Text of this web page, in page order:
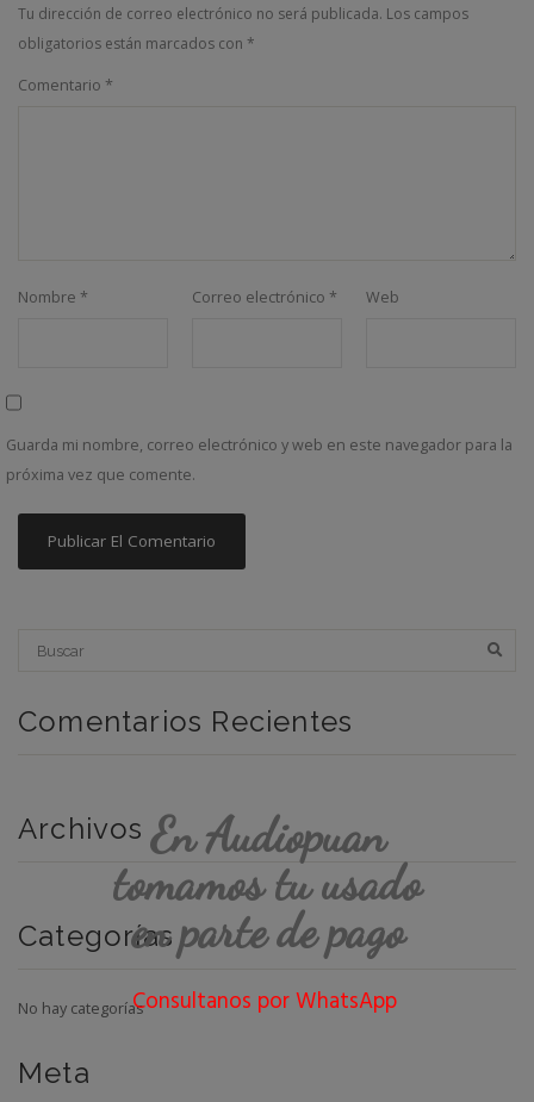
Tu dirección de correo electrónico no será publicada. Los campos
obligatorios están marcados con *
Comentario *
Nombre * Correo electrónico * Web
Guarda mi nombre, correo electrónico y web en este navegador para la
próxima vez que comente.
Comentarios Recientes
Archivos
Categorías
No hay categorías
Meta
En Audiopuan
tomamos tu usado
en parte de pago
Consultanos por WhatsApp